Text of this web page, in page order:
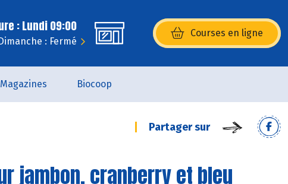
: Lundi 09:00
: Fermé
Courses en ligne
(s’ouvre dans une nouvelle
Magazines Biocoop
Partager sur
jambon, cranberry et bleu